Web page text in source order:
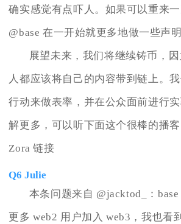
确实感觉有点吓人。如果可以重来
@base 在一开始就更多地做一些声明
展望未来，我们将继续铸币，
人都应该将自己的内容带到链上。
行动来做表率，并在公众面前进行
解更多，可以听下面这个很棒的播
Zora 链接
Q6 Julie
本条问题来自 @jacktod_：base
更多 web2 用户加入 web3，我也看